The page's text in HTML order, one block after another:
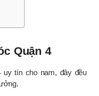
Quận 4
uy tín cho nam, đây đều